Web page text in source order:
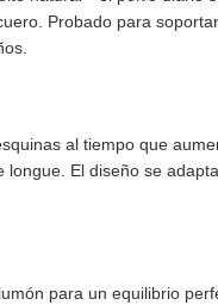
Probado para
al tiempo que
longue. El diseño se
para un equilibrio